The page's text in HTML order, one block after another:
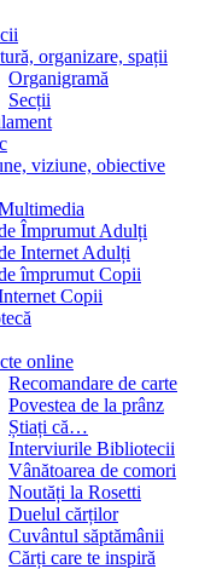
organizare, spații
Organigramă
Secții
viziune, obiective
Împrumut Adulți
Internet Adulți
împrumut Copii
Copii
online
Recomandare de carte
Povestea de la prânz
Știați că…
Interviurile Bibliotecii
Vânătoarea de comori
Noutăți la Rosetti
Duelul cărților
Cuvântul săptămânii
Cărți care te inspiră